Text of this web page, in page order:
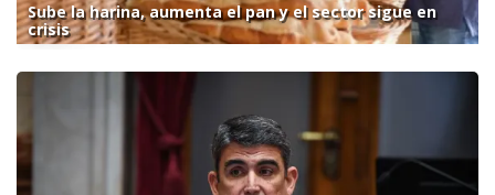
Sube la harina, aumenta el pan y el sector sigue en
crisis